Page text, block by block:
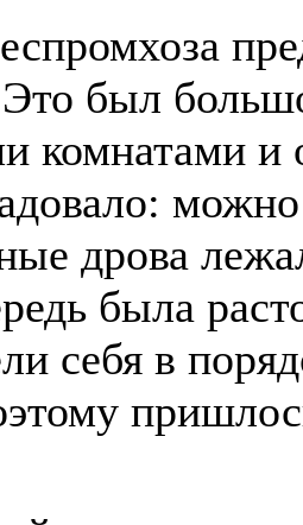
Это был
комнатами
дрова
была
себя в